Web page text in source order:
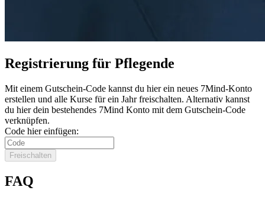
Regis­trie­rung für Pflegende
Mit einem Gutschein-Code kannst du hier ein neues 7Mind-Konto
erstel­len und alle Kurse für ein Jahr frei­schal­ten. Alternativ kannst
du hier dein bestehendes 7Mind Konto mit dem Gutschein-Code
verknüpfen.
Code hier einfügen:
Freischalten
FAQ